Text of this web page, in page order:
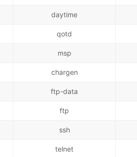
daytime
qotd
msp
chargen
ftp-data
ftp
ssh
telnet